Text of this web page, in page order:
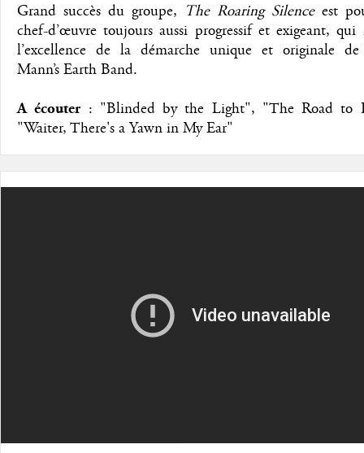
Grand succès du groupe, The Roaring Silenceest
chef-d’œuvre toujours aussi progressif et exigeant, qui
l’excellence de la démarche unique et originale
Mann’s Earth Band.
A écouter : "Blinded by the Light", "The Road to
"Waiter, There's a Yawn in My Ear"